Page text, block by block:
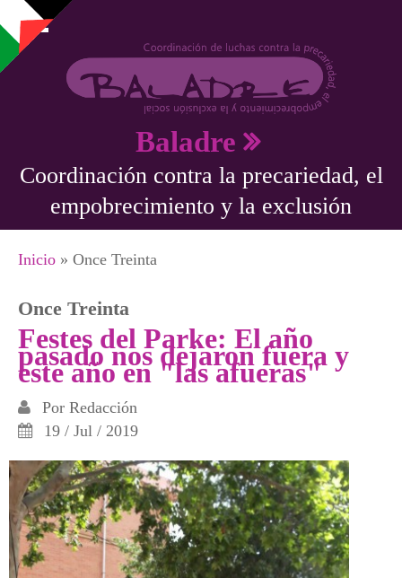
Pasar al contenido principal
Baladre
Coordinación contra la precariedad, el
empobrecimiento y la exclusión
Se encuentra usted aquí
Inicio » Once Treinta
Once Treinta
Festes del Parke: El año
pasado nos dejaron fuera y
este año en "las afueras"
Por Redacción
19 / Jul / 2019